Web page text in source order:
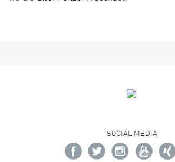
SOCIAL MEDIA